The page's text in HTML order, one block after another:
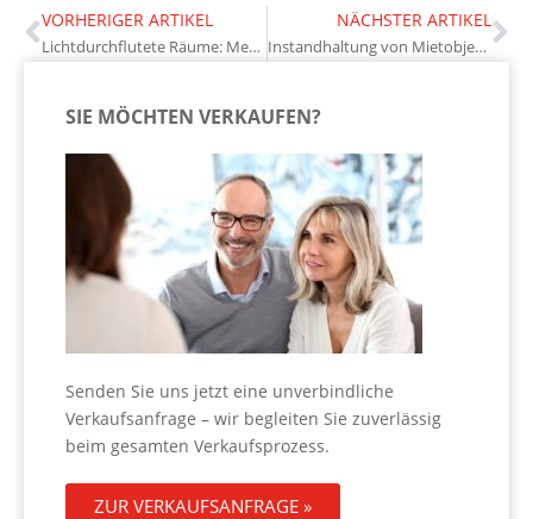
VORHERIGER ARTIKEL
Lichtdurchflutete Räume: Mehr Wohnkomfort durch natürliche Beleuchtung
NÄCHSTER ARTIKEL
Instandhaltung von Mietobjekten: Mehrwert durch regelmäßige Wartung
SIE MÖCHTEN VERKAUFEN?
Senden Sie uns jetzt eine unverbindliche
Verkaufsanfrage – wir begleiten Sie zuverlässig
beim gesamten Verkaufsprozess.
ZUR VERKAUFSANFRAGE »